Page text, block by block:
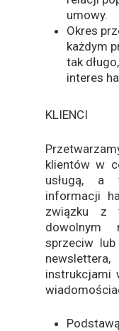
umowy.
Okres
każdym
tak
interes
KLIENCI
klientów w
usługą, a
informacji
związku z
dowolnym
sprzeciw
instrukcjami